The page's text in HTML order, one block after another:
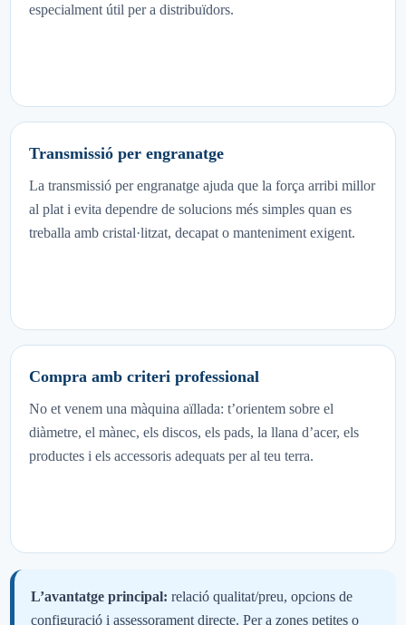
especialment útil per a distribuïdors.
Transmissió per engranatge
La transmissió per engranatge ajuda que la força arribi millor
al plat i evita dependre de solucions més simples quan es
treballa amb cristal·litzat, decapat o manteniment exigent.
Compra amb criteri professional
No et venem una màquina aïllada: t’orientem sobre el
diàmetre, el mànec, els discos, els pads, la llana d’acer, els
productes i els accessoris adequats per al teu terra.
L’avantatge principal: relació qualitat/preu, opcions de
configuració i assessorament directe. Per a zones petites o